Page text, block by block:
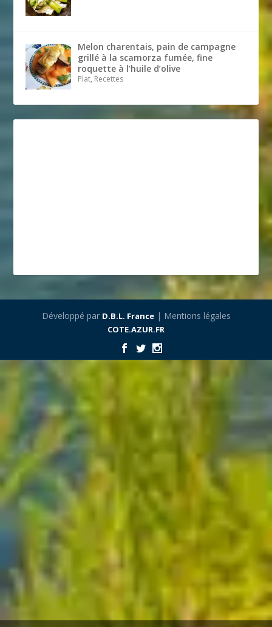
Melon charentais, pain de campagne
grillé à la scamorza fumée, fine
roquette à l’huile d’olive
Plat, Recettes
Développé par D.B.L. France| Mentions légales
COTE.AZUR.FR